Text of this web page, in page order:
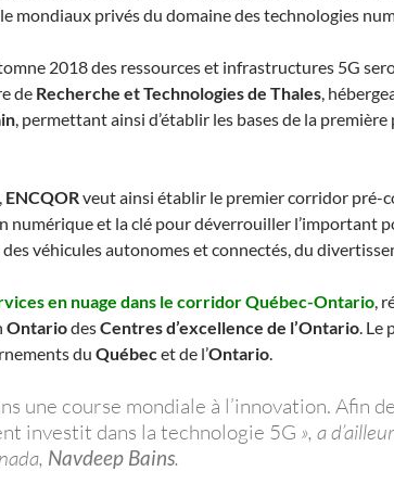
mondiaux privés du domaine des technologies
2018 des ressources et infrastructures 5G
de Recherche et Technologies de Thales,
, permettant ainsi d’établir les bases de la
ENCQORveut ainsi établir le premier corridor pré-
numérique et la clé pour déverrouiller l’important
des véhicules autonomes et connectés, du
en nuage dans le corridor Québec-Ontario,
OntariodesCentres d’excellence de l’Ontario. Le
du Québecet de l’Ontario.
une course mondiale à l’innovation. Afin
investit dans la technologie 5G », a
Navdeep Bains.